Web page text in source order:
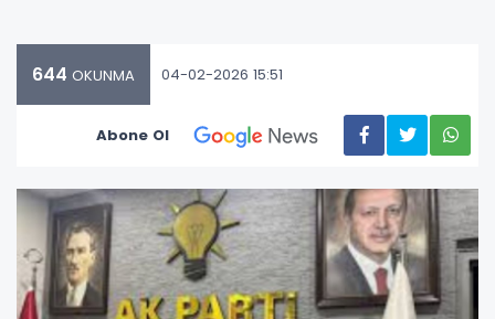
644 OKUNMA 04-02-2026 15:51
Abone Ol